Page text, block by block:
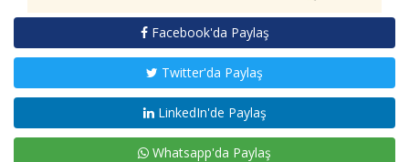
Facebook'da Paylaş
Twitter'da Paylaş
LinkedIn'de Paylaş
Whatsapp'da Paylaş